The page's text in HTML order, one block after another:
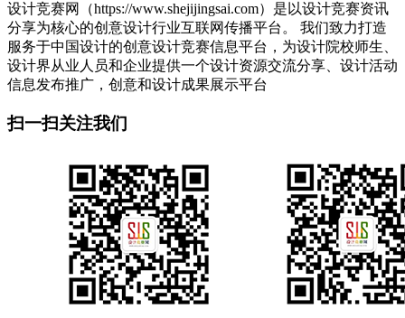
设计竞赛网（https://www.shejijingsai.com）是以设计竞赛资讯
分享为核心的创意设计行业互联网传播平台。 我们致力打造
服务于中国设计的创意设计竞赛信息平台，为设计院校师生、
设计界从业人员和企业提供一个设计资源交流分享、设计活动
信息发布推广，创意和设计成果展示平台
扫一扫关注我们